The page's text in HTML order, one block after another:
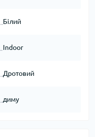
Білий
Indoor
Дротовий
диму